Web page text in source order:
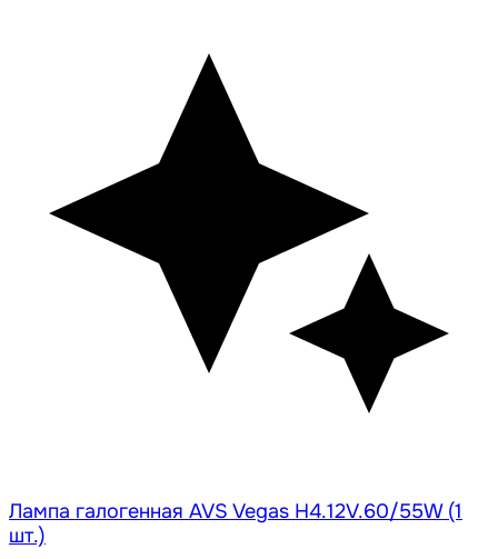
Лампа галогенная AVS Vegas H4.12V.60/55W (1
шт.)